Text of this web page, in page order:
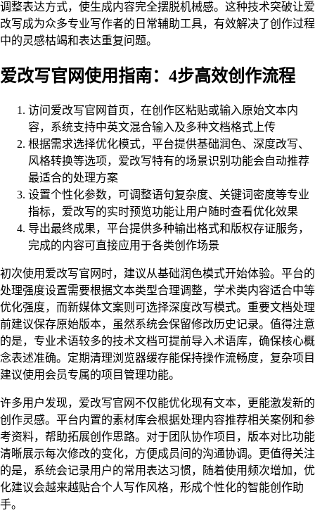
调整表达方式，使生成内容完全摆脱机械感。这种技术突破让爱
改写成为众多专业写作者的日常辅助工具，有效解决了创作过程
中的灵感枯竭和表达重复问题。
爱改写官网使用指南：4步高效创作流程
访问爱改写官网首页，在创作区粘贴或输入原始文本内
容，系统支持中英文混合输入及多种文档格式上传
根据需求选择优化模式，平台提供基础润色、深度改写、
风格转换等选项，爱改写特有的场景识别功能会自动推荐
最适合的处理方案
设置个性化参数，可调整语句复杂度、关键词密度等专业
指标，爱改写的实时预览功能让用户随时查看优化效果
导出最终成果，平台提供多种输出格式和版权存证服务，
完成的内容可直接应用于各类创作场景
初次使用爱改写官网时，建议从基础润色模式开始体验。平台的
处理强度设置需要根据文本类型合理调整，学术类内容适合中等
优化强度，而新媒体文案则可选择深度改写模式。重要文档处理
前建议保存原始版本，虽然系统会保留修改历史记录。值得注意
的是，专业术语较多的技术文档可提前导入术语库，确保核心概
念表述准确。定期清理浏览器缓存能保持操作流畅度，复杂项目
建议使用会员专属的项目管理功能。
许多用户发现，爱改写官网不仅能优化现有文本，更能激发新的
创作灵感。平台内置的素材库会根据处理内容推荐相关案例和参
考资料，帮助拓展创作思路。对于团队协作项目，版本对比功能
清晰展示每次修改的变化，方便成员间的沟通协调。更值得关注
的是，系统会记录用户的常用表达习惯，随着使用频次增加，优
化建议会越来越贴合个人写作风格，形成个性化的智能创作助
手。